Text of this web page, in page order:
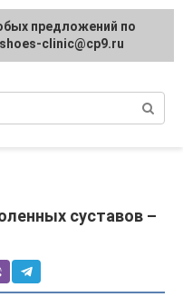
и
суставов –
предложений по
clinic@cp9.ru